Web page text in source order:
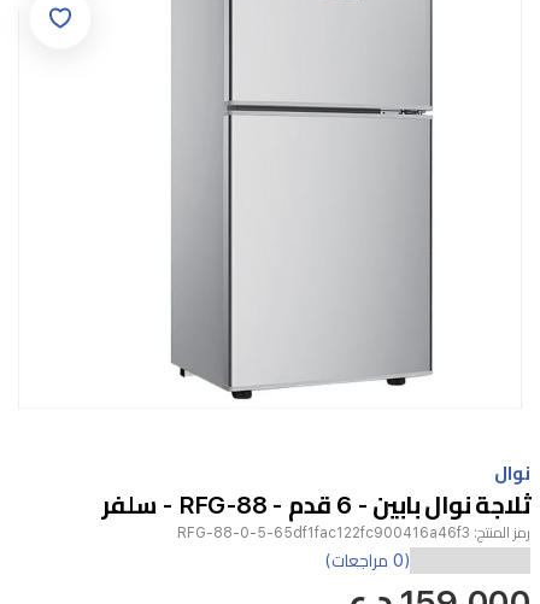
1
of
1
نوال
ثلاجة نوال بابين - 6 قدم - RFG-88 - سلفر
رمز المنتج: RFG-88-0-5-65df1fac122fc900416a46f3
ثلاجة
(0 مراجعات)